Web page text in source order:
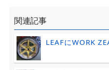
関連記事
LEAFにWORK